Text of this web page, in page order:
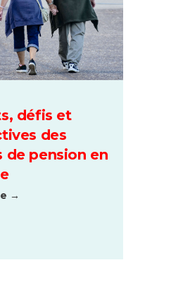
défis et
des
de pension en
→